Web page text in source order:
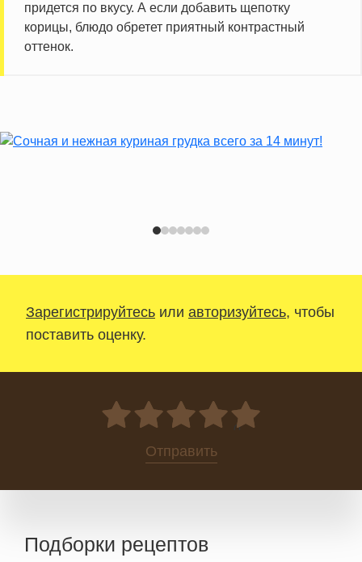
Информация для одной порции
придется по вкусу. А если добавить щепотку
корицы, блюдо обретет приятный контрастный
оттенок.
Зарегистрируйтесь или авторизуйтесь, чтобы
поставить оценку.
0
Отправить
Подборки рецептов